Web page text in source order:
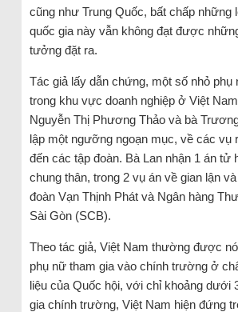
cũng như Trung Quốc, bất chấp những
quốc gia này vẫn không đạt được
tưởng đặt ra.
Tác giả lấy dẫn chứng, một số nhỏ phụ
trong khu vực doanh nghiệp ở Việt
Nguyễn Thị Phương Thảo và bà
lập một ngưỡng ngoạn mục, về các vụ
đến các tập đoàn. Bà Lan nhận 1 án tử
chung thân, trong 2 vụ án về gian lận
đoàn Vạn Thịnh Phát và Ngân hàng
Sài Gòn (SCB).
Theo tác giả, Việt Nam thường được
phụ nữ tham gia vào chính trường ở
liệu của Quốc hội, với chỉ khoảng dưới
gia chính trường, Việt Nam hiện đứng